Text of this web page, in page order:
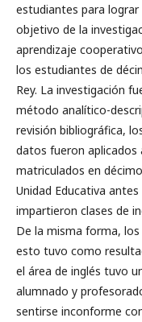
estudiantes para
objetivo de la
aprendizaje
los estudiantes de
Rey. La investigación
método analítico-
revisión bibliográfica,
datos fueron aplicados
matriculados en
Unidad Educativa
impartieron clases de
De la misma forma,
esto tuvo como
el área de inglés tuvo
alumnado y
sentirse inconforme